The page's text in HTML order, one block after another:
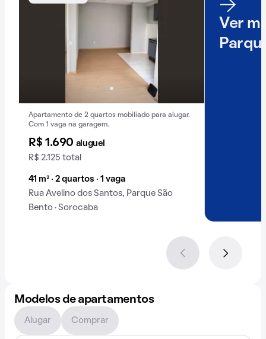
Apartamento de 2 quartos mobiliado para alugar.
Com 1 vaga na garagem.
R$ 1.690 aluguel
R$ 2.125 total
41 m² · 2 quartos · 1 vaga
Rua Avelino dos Santos, Parque São
Bento · Sorocaba
Ver
Modelos de apartamentos
Alugar Comprar